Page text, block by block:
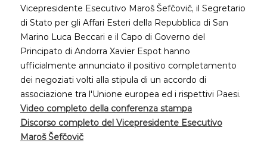
Vicepresidente Esecutivo Maroš Šefčovič, il Segretario
di Stato per gli Affari Esteri della Repubblica di San
Marino Luca Beccari e il Capo di Governo del
Principato di Andorra Xavier Espot hanno
ufficialmente annunciato il positivo completamento
dei negoziati volti alla stipula di un accordo di
associazione tra l'Unione europea ed i rispettivi Paesi.
Video completo della conferenza stampa
Discorso completo del Vicepresidente Esecutivo
Maroš Šefčovič